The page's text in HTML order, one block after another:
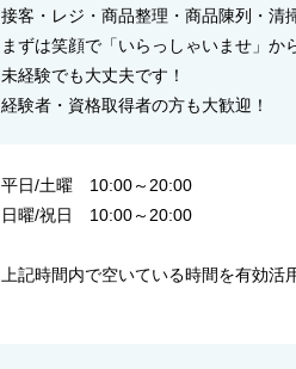
接客・レジ・商品整理・商品陳列・清
まずは笑顔で「いらっしゃいませ」か
未経験でも大丈夫です！
経験者・資格取得者の方も大歓迎！
平日/土曜 10:00～20:00
日曜/祝日 10:00～20:00
上記時間内で空いている時間を有効活